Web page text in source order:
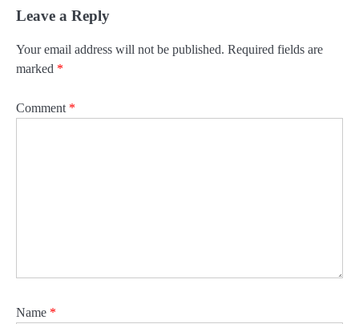
Leave a Reply
Your email address will not be published. Required fields are
marked *
Comment *
Name *